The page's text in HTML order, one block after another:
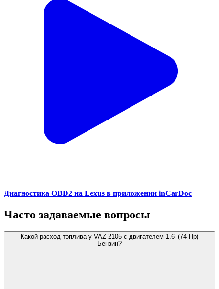
Диагностика OBD2 на Lexus в приложении inCarDoc
Часто задаваемые вопросы
Какой расход топлива у VAZ 2105 с двигателем 1.6i (74 Hp)
Бензин?